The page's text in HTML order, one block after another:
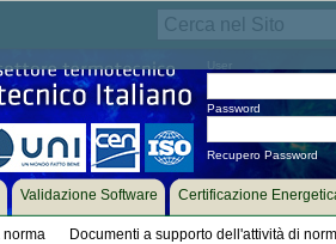
Password
Recupero Password
norma Documenti a supporto dell'attività di
Validazione Software Certificazione